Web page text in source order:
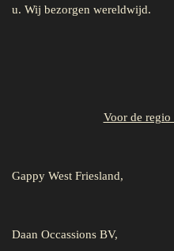
u. Wij bezorgen wereldwijd.
Voor de
Gappy West Friesland,
Daan Occassions BV,